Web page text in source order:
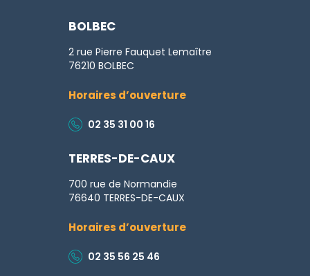
BOLBEC
2 rue Pierre Fauquet Lemaître
76210 BOLBEC
Horaires d’ouverture
02 35 31 00 16
TERRES-DE-CAUX
700 rue de Normandie
76640 TERRES-DE-CAUX
Horaires d’ouverture
02 35 56 25 46